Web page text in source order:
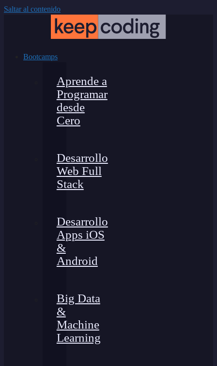
Saltar al contenido
Bootcamps
Aprende a
Programar
desde
Cero
Desarrollo
Web Full
Stack
Desarrollo
Apps iOS
&
Android
Big Data
&
Machine
Learning